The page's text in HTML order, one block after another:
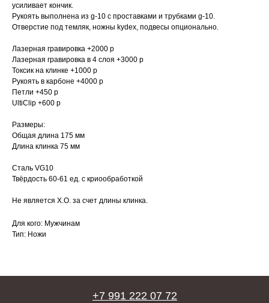
усиливает кончик.
Рукоять выполнена из g-10 с проставками и трубками g-10.
Отверстие под темляк, ножны kydex, подвесы опционально.
Лазерная гравировка +2000 р
Лазерная гравировка в 4 слоя +3000 р
Токсик на клинке +1000 р
Рукоять в карбоне +4000 р
Петли +450 р
UltiClip +600 р
Размеры:
Общая длина 175 мм
Длина клинка 75 мм
Сталь VG10
Твёрдость 60-61 ед. с криообработкой
Не является Х.О. за счет длины клинка.
Для кого: Мужчинам
Тип: Ножи
+7 991 222 07 72